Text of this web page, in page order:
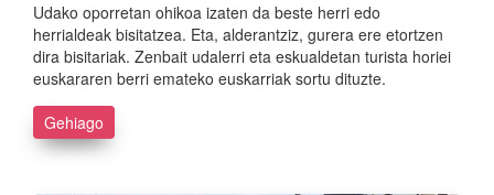
Udako oporretan ohikoa izaten da beste herri edo
herrialdeak bisitatzea. Eta, alderantziz, gurera ere etortzen
dira bisitariak. Zenbait udalerri eta eskualdetan turista horiei
euskararen berri emateko euskarriak sortu dituzte.
Gehiago